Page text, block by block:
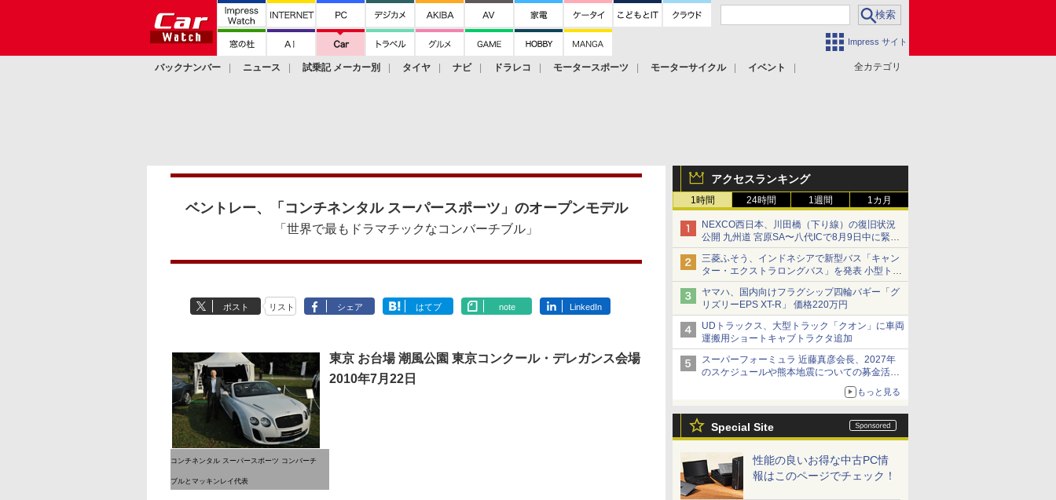
Impress サイト
全カテゴリ
バックナンバー ニュース 試乗記 メーカー別 タイヤ ナビ ドラレコ モータースポーツ モーターサイクル
イベント
アクセスランキング
1時間 24時間 1週間 1カ月
NEXCO西日本、川田橋（下り線）の復旧状況
公開 九州道 宮原SA〜八代ICで8月9日中に緊急
車両を通行可能に
三菱ふそう、インドネシアで新型バス「キャン
ター・エクストラロングバス」を発表 小型トラ
ックベースの観光・旅客輸送向けバス
ヤマハ、国内向けフラグシップ四輪バギー「グ
リズリーEPS XT-R」 価格220万円
UDトラックス、大型トラック「クオン」に車両
運搬用ショートキャブトラクタ追加
スーパーフォーミュラ 近藤真彦会長、2027年
のスケジュールや熊本地震についての募金活動
もっと見る
Special Site
性能の良いお得な中古PC情
報はこのページでチェック！
ベントレー、「コンチネンタル スーパースポーツ」のオープンモデル
「世界で最もドラマチックなコンバーチブル」
ポスト リスト シェア はてブ note LinkedIn
コンチネンタル スーパースポーツ コンバーチ
ブルとマッキンレイ代表
東京 お台場 潮風公園 東京コンクール・デレガンス会場
2010年7月22日